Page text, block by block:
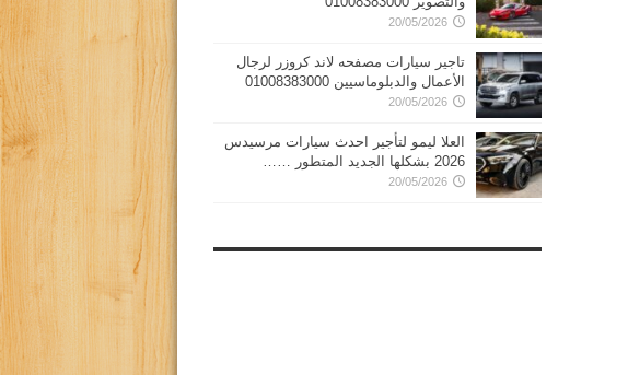
20/05/2026
تاجير سيارات مصفحه لاند كروزر لرجال
الأعمال والدبلوماسيين 01008383000
20/05/2026
العلا ليمو لتأجير احدث سيارات مرسيدس
2026 بشكلها الجديد المتطور ……
20/05/2026